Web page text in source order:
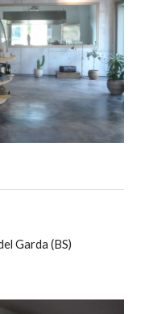
Garda (BS)